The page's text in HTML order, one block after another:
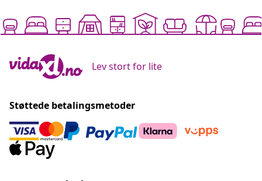
Lev stort for lite
Støttede betalingsmetoder